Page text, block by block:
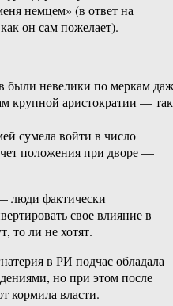
немцем» (в ответ на
он сам пожелает).
были невелики по меркам
крупной аристократии — так
сумела войти в число
положения при дворе —
люди фактически
свое влияние в
то ли не хотят.
в РИ подчас обладала
но при этом после
кормила власти.